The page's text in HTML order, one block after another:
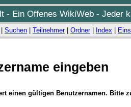
- Ein Offenes WikiWeb - Jeder
Suchen Teilnehmer| Ordner| Index
eingeben
einen gültigen Benutzernamen. Bitte